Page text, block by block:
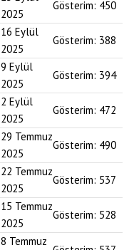
2025
Gösterim: 450
16 Eylül
2025
Gösterim: 388
9 Eylül
2025
Gösterim: 394
2 Eylül
2025
Gösterim: 472
29 Temmuz
2025
Gösterim: 490
22 Temmuz
2025
Gösterim: 537
15 Temmuz
2025
Gösterim: 528
8 Temmuz